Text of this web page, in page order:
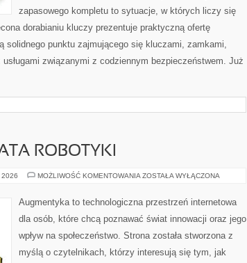
zapasowego kompletu to sytuacje, w których liczy się
dorabianiu kluczy prezentuje praktyczną ofertę
solidnego punktu zajmującego się kluczami, zamkami,
związanymi z codziennym bezpieczeństwem. Już
ROBOTYKI
2026 MOŻLIWOŚĆ KOMENTOWANIA NOWINKI
ROBOTYKI
ZOSTAŁA WYŁĄCZONA
Augmentyka to technologiczna przestrzeń internetowa
dla osób, które chcą poznawać świat innowacji oraz jego
wpływ na społeczeństwo. Strona została stworzona z
myślą o czytelnikach, którzy interesują się tym, jak